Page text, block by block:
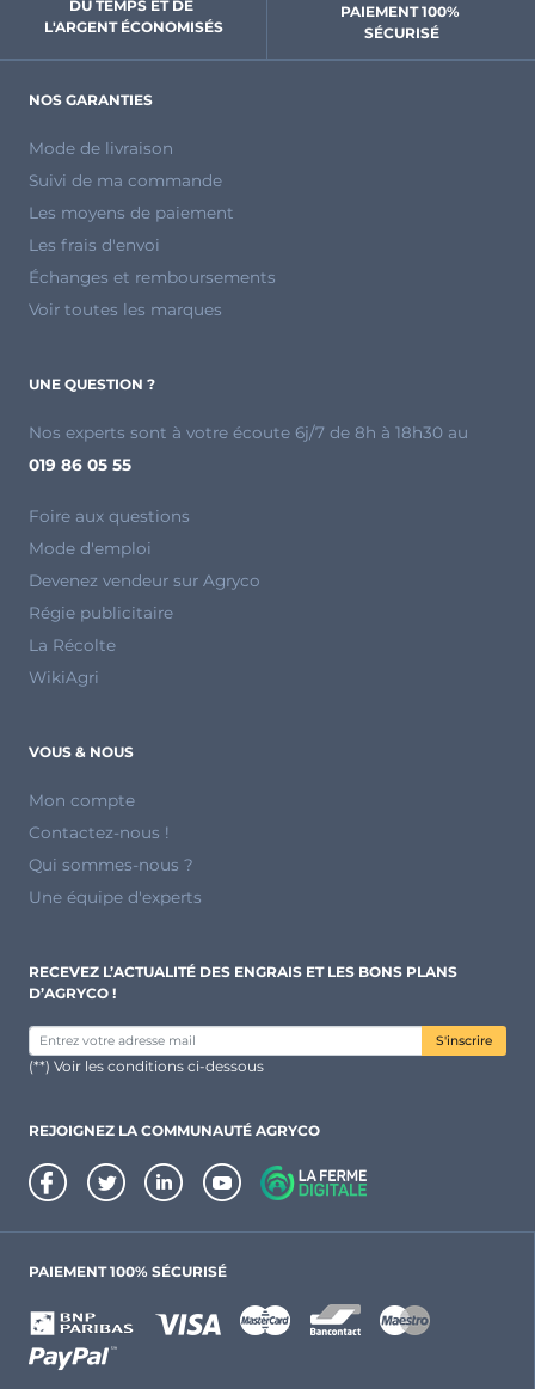
DU TEMPS ET DE
L'ARGENT ÉCONOMISÉS
PAIEMENT 100%
SÉCURISÉ
NOS GARANTIES
Mode de livraison
Suivi de ma commande
Les moyens de paiement
Les frais d'envoi
Échanges et remboursements
Voir toutes les marques
UNE QUESTION ?
Nos experts sont à votre écoute 6j/7 de 8h à 18h30 au
019 86 05 55
Foire aux questions
Mode d'emploi
Devenez vendeur sur Agryco
Régie publicitaire
La Récolte
WikiAgri
VOUS & NOUS
Mon compte
Contactez-nous !
Qui sommes-nous ?
Une équipe d'experts
RECEVEZ L’ACTUALITÉ DES ENGRAIS ET LES BONS PLANS
D’AGRYCO !
S'inscrire
(**) Voir les conditions ci-dessous
REJOIGNEZ LA COMMUNAUTÉ AGRYCO
PAIEMENT 100% SÉCURISÉ